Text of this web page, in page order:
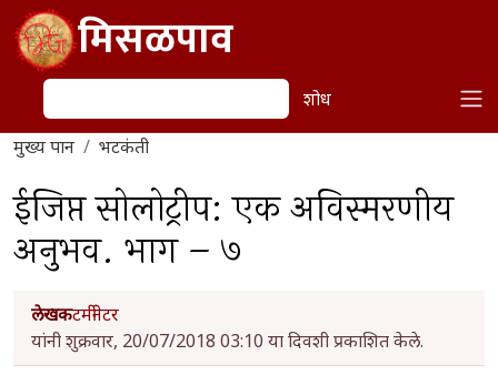
Skip to main content
मिसळपाव
शोध
शोध
मुख्य पान
भटकंती
ईजिप्त सोलोट्रीप: एक अविस्मरणीय
अनुभव. भाग – ७
लेखकटर्मीनेटर
यांनी शुक्रवार, 20/07/2018 03:10 या दिवशी प्रकाशित केले.